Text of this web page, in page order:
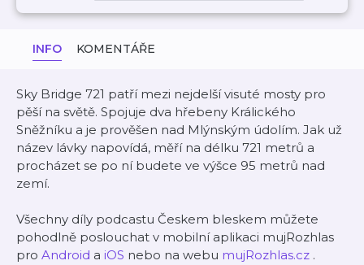
INFO KOMENTÁŘE
Sky Bridge 721 patří mezi nejdelší visuté mosty pro
pěší na světě. Spojuje dva hřebeny Králického
Sněžníku a je prověšen nad Mlýnským údolím. Jak už
název lávky napovídá, měří na délku 721 metrů a
procházet se po ní budete ve výšce 95 metrů nad
zemí.
Všechny díly podcastu Českem bleskem můžete
pohodlně poslouchat v mobilní aplikaci mujRozhlas
pro Android a iOS nebo na webu mujRozhlas.cz .